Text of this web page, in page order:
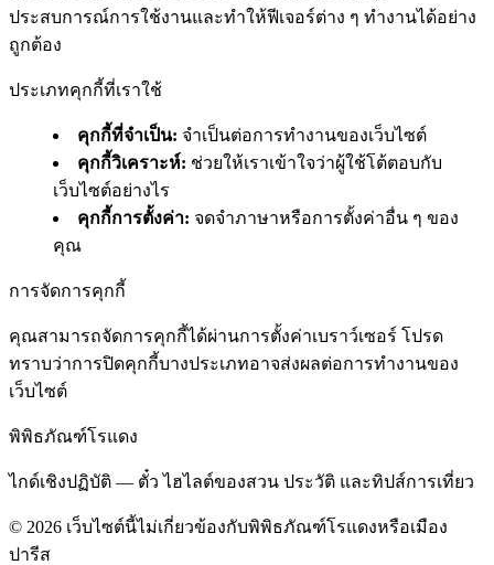
ประสบการณ์การใช้งานและทำให้ฟีเจอร์ต่าง ๆ ทำงานได้อย่าง
ถูกต้อง
ประเภทคุกกี้ที่เราใช้
คุกกี้ที่จำเป็น: จำเป็นต่อการทำงานของเว็บไซต์
คุกกี้วิเคราะห์: ช่วยให้เราเข้าใจว่าผู้ใช้โต้ตอบกับ
เว็บไซต์อย่างไร
คุกกี้การตั้งค่า: จดจำภาษาหรือการตั้งค่าอื่น ๆ ของ
คุณ
การจัดการคุกกี้
คุณสามารถจัดการคุกกี้ได้ผ่านการตั้งค่าเบราว์เซอร์ โปรด
ทราบว่าการปิดคุกกี้บางประเภทอาจส่งผลต่อการทำงานของ
เว็บไซต์
พิพิธภัณฑ์โรแดง
ไกด์เชิงปฏิบัติ — ตั๋ว ไฮไลต์ของสวน ประวัติ และทิปส์การเที่ยว
© 2026 เว็บไซต์นี้ไม่เกี่ยวข้องกับพิพิธภัณฑ์โรแดงหรือเมือง
ปารีส